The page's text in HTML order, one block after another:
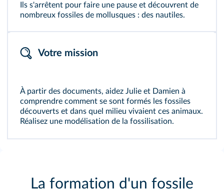
Ils s'arrêtent pour faire une pause et découvrent de
nombreux fossiles de mollusques : des nautiles.
Votre mission
À partir des documents, aidez Julie et Damien à
comprendre comment se sont formés les fossiles
découverts et dans quel milieu vivaient ces animaux.
Réalisez une modélisation de la fossilisation.
La formation d'un fossile